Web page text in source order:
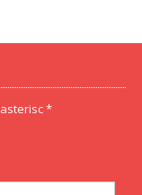
*